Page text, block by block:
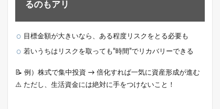
るのもアリ
目標金額が大きいなら、ある程度リスクをとる必要も
若いうちはリスクを取っても“時間”でリカバリーできる
📝 例）株式で集中投資 → 倍化すれば一気に資産形成が進む
⚠️ ただし、生活資金には絶対に手をつけないこと！